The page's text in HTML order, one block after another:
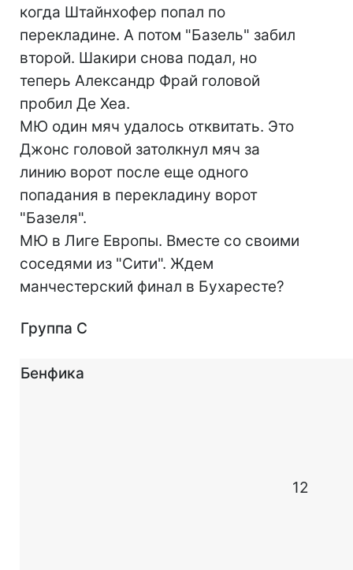
когда Штайнхофер попал по
перекладине. А потом "Базель" забил
второй. Шакири снова подал, но
теперь Александр Фрай головой
пробил Де Хеа.
МЮ один мяч удалось отквитать. Это
Джонс головой затолкнул мяч за
линию ворот после еще одного
попадания в перекладину ворот
"Базеля".
МЮ в Лиге Европы. Вместе со своими
соседями из "Сити". Ждем
манчестерский финал в Бухаресте?
Группа C
Бенфика
12